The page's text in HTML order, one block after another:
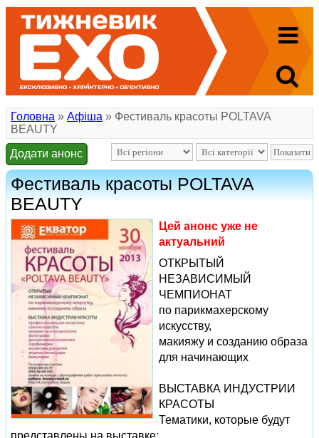
Головна » Афіша » Фестиваль красоты POLTAVA
BEAUTY
Додати анонс
Фестиваль красоты POLTAVA
BEAUTY
Цей анонс уже не
актуальний
ОТКРЫТЫЙ
НЕЗАВИСИМЫЙ
ЧЕМПИОНАТ
по парикмахерскому
искусству,
макияжу и созданию образа
для начинающих
ВЫСТАВКА ИНДУСТРИИ
КРАСОТЫ
Тематики, которые будут
представлены на выставке: